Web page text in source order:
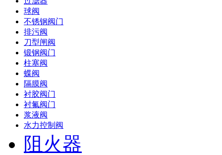
球阀
不锈钢阀门
排污阀
刀型闸阀
锻钢阀门
柱塞阀
蝶阀
隔膜阀
衬胶阀门
衬氟阀门
浆液阀
水力控制阀
阻火器